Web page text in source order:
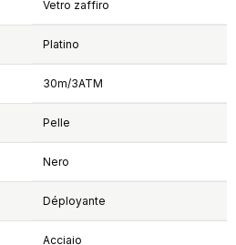
Vetro zaffiro
Platino
30m/3ATM
Pelle
Nero
Déployante
Acciaio